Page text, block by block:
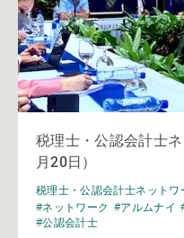
税理士・公認会計士
月20日）
税理士・公認会計士ネットワ
#ネットワーク #アルムナイ
#公認会計士